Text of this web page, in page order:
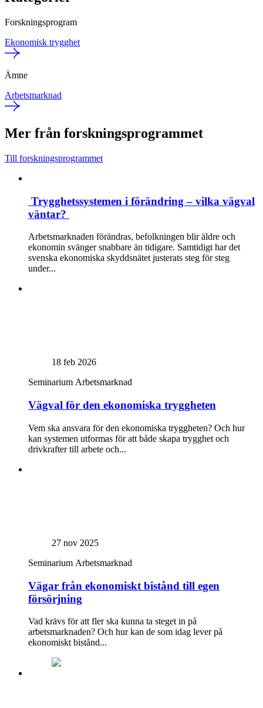
Forskningsprogram
Ekonomisk trygghet
Ämne
Arbetsmarknad
Mer från forskningsprogrammet
Till forskningsprogrammet
Trygghetssystemen i förändring – vilka vägval
väntar?
Arbetsmarknaden förändras, befolkningen blir äldre och
ekonomin svänger snabbare än tidigare. Samtidigt har det
svenska ekonomiska skyddsnätet justerats steg för steg
under...
18 feb 2026
Seminarium Arbetsmarknad
Vägval för den ekonomiska tryggheten
Vem ska ansvara för den ekonomiska tryggheten? Och hur
kan systemen utformas för att både skapa trygghet och
drivkrafter till arbete och...
27 nov 2025
Seminarium Arbetsmarknad
Vägar från ekonomiskt bistånd till egen
försörjning
Vad krävs för att fler ska kunna ta steget in på
arbetsmarknaden? Och hur kan de som idag lever på
ekonomiskt bistånd...